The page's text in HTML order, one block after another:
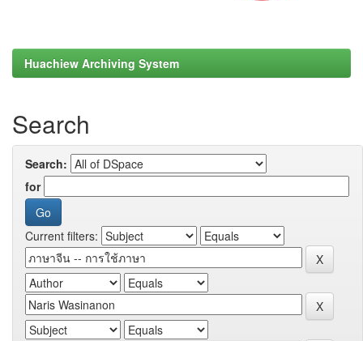
Huachiew Archiving System
Search
Search:
for
Current filters: